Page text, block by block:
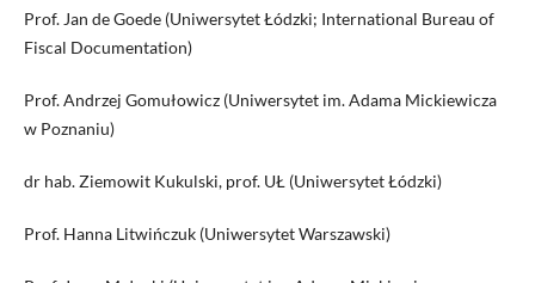
Prof. Jan de Goede (Uniwersytet Łódzki; International Bureau of
Fiscal Documentation)
Prof. Andrzej Gomułowicz (Uniwersytet im. Adama Mickiewicza
w Poznaniu)
dr hab. Ziemowit Kukulski, prof. UŁ (Uniwersytet Łódzki)
Prof. Hanna Litwińczuk (Uniwersytet Warszawski)